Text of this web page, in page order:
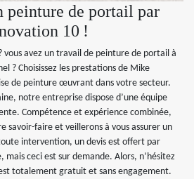
peinture de portail par
10 !
vous avez un travail de peinture de portail à
? Choisissez les prestations de Mike
de peinture œuvrant dans votre secteur.
notre entreprise dispose d’une équipe
Compétence et expérience combinée,
savoir-faire et veillerons à vous assurer un
intervention, un devis est offert par
mais ceci est sur demande. Alors, n’hésitez
totalement gratuit et sans engagement.